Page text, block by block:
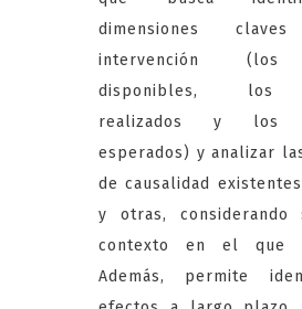
dimensiones
intervención (los
disponibles, los
realizados y los
esperados) y analizar
de causalidad
y otras, considerando
contexto en el que
Además, permite